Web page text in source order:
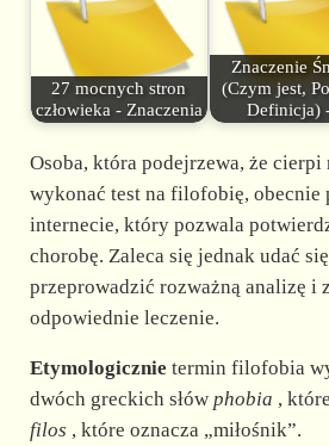
27 mocnych stron
człowieka - Znaczenia
Znaczenie
(Czym jest,
Osoba, która podejrzewa, że
wykonać test na filofobię,
internecie, który pozwala
chorobę. Zaleca się jednak udać
przeprowadzić rozważną analizę i
odpowiednie leczenie.
Etymologicznie termin filofobia
dwóch greckich słów phobia ,
filos , które oznacza „miłośnik”.